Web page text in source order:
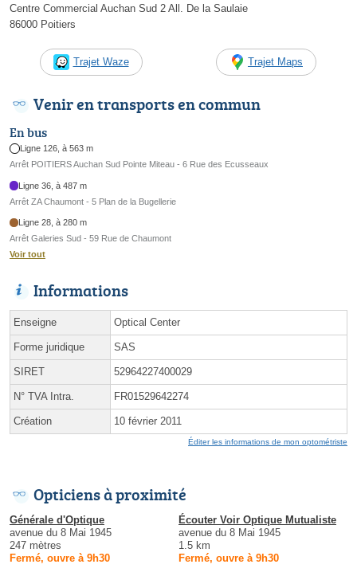
Centre Commercial Auchan Sud 2 All. De la Saulaie
86000 Poitiers
Trajet Waze Trajet Maps
Venir en transports en commun
En bus
Ligne 126, à 563 m
Arrêt POITIERS Auchan Sud Pointe Miteau - 6 Rue des Ecusseaux
Ligne 36, à 487 m
Arrêt ZA Chaumont - 5 Plan de la Bugellerie
Ligne 28, à 280 m
Arrêt Galeries Sud - 59 Rue de Chaumont
Voir tout
Informations
Enseigne Optical Center
Forme juridique SAS
SIRET 52964227400029
N° TVA Intra. FR01529642274
Création 10 février 2011
Éditer les informations de mon optométriste
Opticiens à proximité
Générale d'Optique
avenue du 8 Mai 1945
247 mètres
Fermé, ouvre à 9h30
Écouter Voir Optique Mutualiste
avenue du 8 Mai 1945
1.5 km
Fermé, ouvre à 9h30